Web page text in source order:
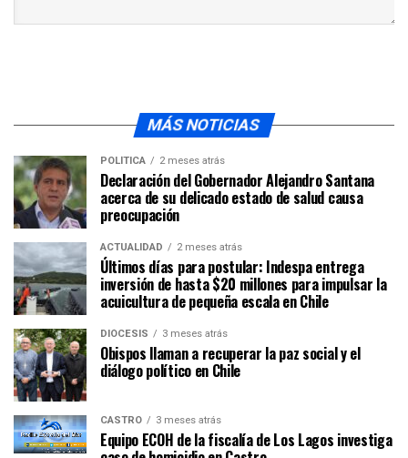
MÁS NOTICIAS
POLÍTICA 2 meses atrás
Declaración del Gobernador Alejandro Santana
acerca de su delicado estado de salud causa
preocupación
ACTUALIDAD 2 meses atrás
Últimos días para postular: Indespa entrega
inversión de hasta $20 millones para impulsar la
acuicultura de pequeña escala en Chile
DIÓCESIS 3 meses atrás
Obispos llaman a recuperar la paz social y el
diálogo político en Chile
CASTRO 3 meses atrás
Equipo ECOH de la fiscalía de Los Lagos investiga